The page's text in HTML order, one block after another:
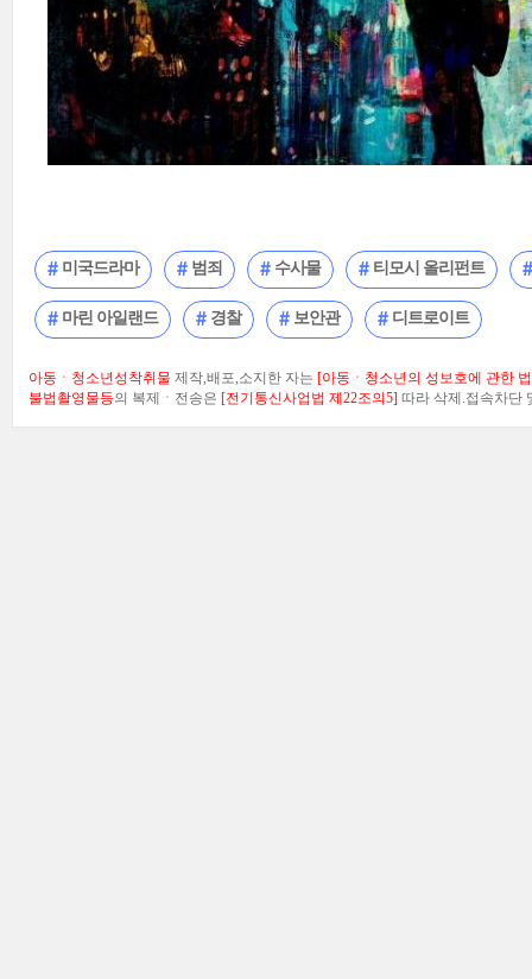
미국드라마 범죄 수사물 티모시 올리펀트
마린 아일랜드 경찰 보안관 디트로이트
아동ㆍ청소년성착취물 제작,배포,소지한 자는 [아동ㆍ청소년의 성보호에 관한
불법촬영물등의 복제ㆍ전송은 [전기통신사업법 제22조의5] 따라 삭제.접속차단